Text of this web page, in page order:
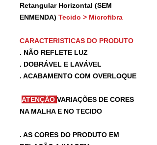
Retangular Horizontal (SEM
ENMENDA) Tecido > Microfibra
CARACTERISTICAS DO PRODUTO
. NÃO REFLETE LUZ
. DOBRÁVEL E LAVÁVEL
. ACABAMENTO COM OVERLOQUE
ATENÇÃO VARIAÇÕES DE CORES
NA MALHA E NO TECIDO
. AS CORES DO PRODUTO EM